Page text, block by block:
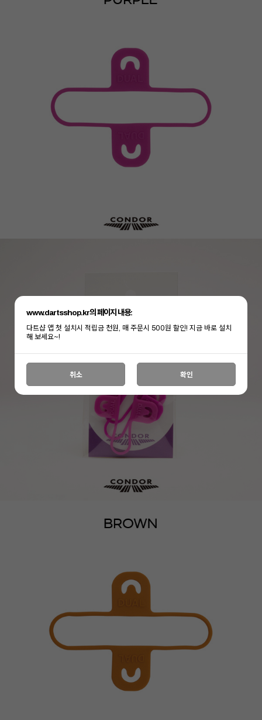
www.dartsshop.kr의 페이지 내용:
다트샵 앱 첫 설치시 적립금 천원, 매 주문시 500원 할인! 지금 바로 설치
해 보세요~!
취소 확인